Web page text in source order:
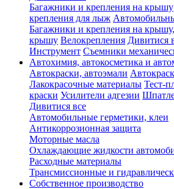
Багажники и крепления на крышу
крепления для лыж
Багажники и крепления на
крышу Велокрепления Дивитися
Инструмент Съемники
Автохимия, автокосметика и
Автокраски, автоэмали
Лакокрасочные материалы Тест-
краски Усилители адгезии
Дивитися все
Автомобильные герметики, клеи
Антикоррозионная защита
Моторные масла
Охлаждающие жидкости
Расходные материалы
Трансмиссионные и
Собственное производство